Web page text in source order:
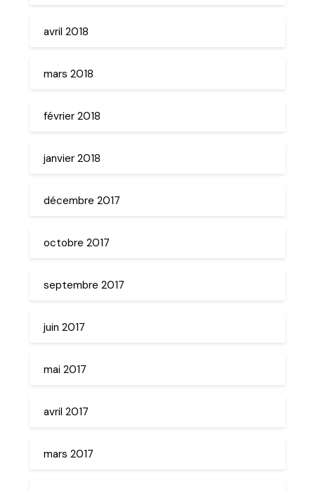
avril 2018
mars 2018
février 2018
janvier 2018
décembre 2017
octobre 2017
septembre 2017
juin 2017
mai 2017
avril 2017
mars 2017